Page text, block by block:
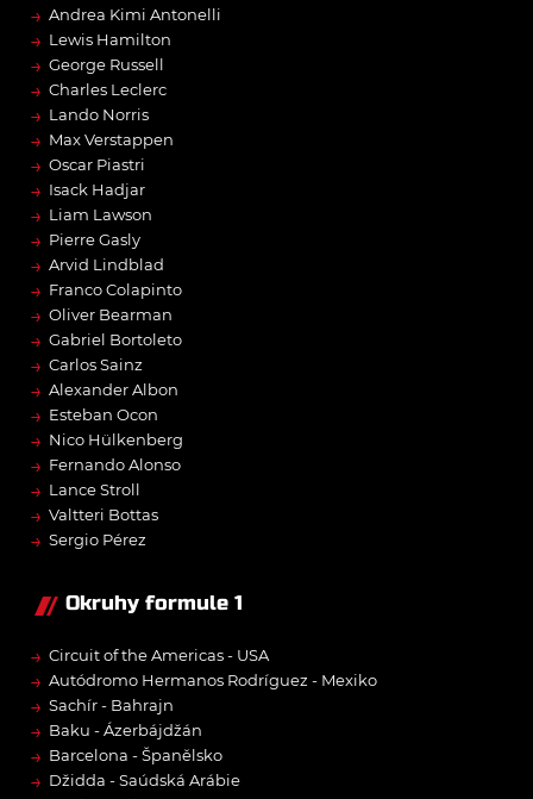
→ Andrea Kimi Antonelli
→ Lewis Hamilton
→ George Russell
→ Charles Leclerc
→ Lando Norris
→ Max Verstappen
→ Oscar Piastri
→ Isack Hadjar
→ Liam Lawson
→ Pierre Gasly
→ Arvid Lindblad
→ Franco Colapinto
→ Oliver Bearman
→ Gabriel Bortoleto
→ Carlos Sainz
→ Alexander Albon
→ Esteban Ocon
→ Nico Hülkenberg
→ Fernando Alonso
→ Lance Stroll
→ Valtteri Bottas
→ Sergio Pérez
Okruhy formule 1
→ Circuit of the Americas - USA
→ Autódromo Hermanos Rodríguez - Mexiko
→ Sachír - Bahrajn
→ Baku - Ázerbájdžán
→ Barcelona - Španělsko
→ Džidda - Saúdská Arábie